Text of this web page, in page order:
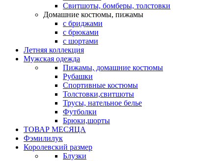
Свитшоты, бомберы, толстовки
Домашние костюмы, пижамы
с бриджами
с брюками
с шортами
Летняя коллекция
Мужская одежда
Пижамы, домашние костюмы
Рубашки
Спортивные костюмы
Толстовки,свитшоты
Трусы, нательное белье
Футболки
Брюки,шорты
ТОВАР МЕСЯЦА
Фэмилилук
Королевский размер
Блузки